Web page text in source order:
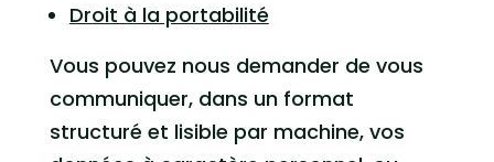
Droit à la portabilité
Vous pouvez nous demander de vous
communiquer, dans un format
structuré et lisible par machine, vos